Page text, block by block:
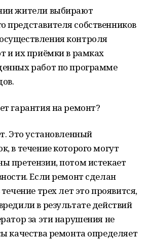
жители выбирают
представителя собственников
контроля
и их приёмки в рамках
работ по программе
гарантия на ремонт?
Это установленный
в течение которого могут
претензии, потом истекает
Если ремонт сделан
трех лет это проявится,
в результате действий
за эти нарушения не
качества ремонта определяет